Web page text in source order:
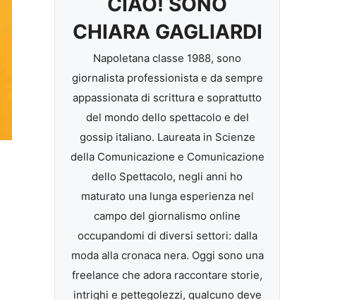
CHIARA GAGLIARDI
Napoletana classe 1988, sono
giornalista professionista e da sempre
appassionata di scrittura e soprattutto
del mondo dello spettacolo e del
gossip italiano. Laureata in Scienze
della Comunicazione e Comunicazione
dello Spettacolo, negli anni ho
maturato una lunga esperienza nel
campo del giornalismo online
occupandomi di diversi settori: dalla
moda alla cronaca nera. Oggi sono una
freelance che adora raccontare storie,
intrighi e pettegolezzi, qualcuno deve